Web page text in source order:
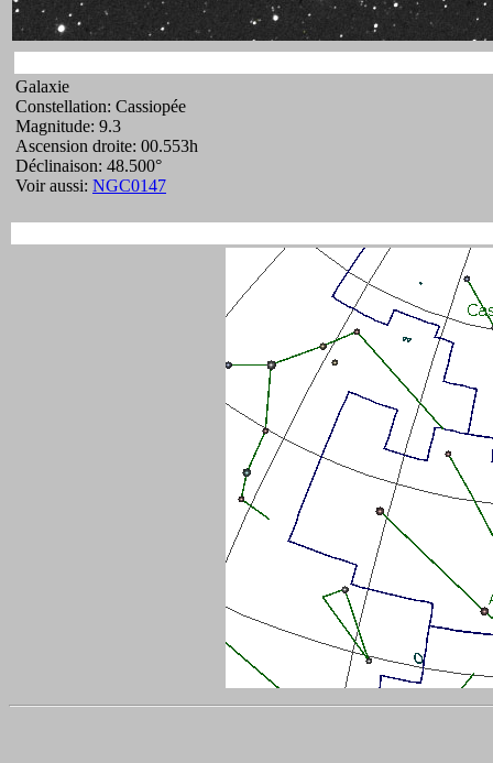
Galaxie
Constellation: Cassiopée
Magnitude: 9.3
Ascension droite: 00.553h
Déclinaison: 48.500°
Voir aussi: NGC0147